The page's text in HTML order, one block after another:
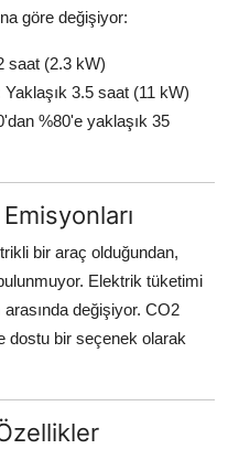
göre değişiyor:
saat (2.3 kW)
Yaklaşık 3.5 saat (11 kW)
%80'e yaklaşık 35
bir araç olduğundan,
Elektrik tüketimi
değişiyor. CO2
dostu bir seçenek olarak